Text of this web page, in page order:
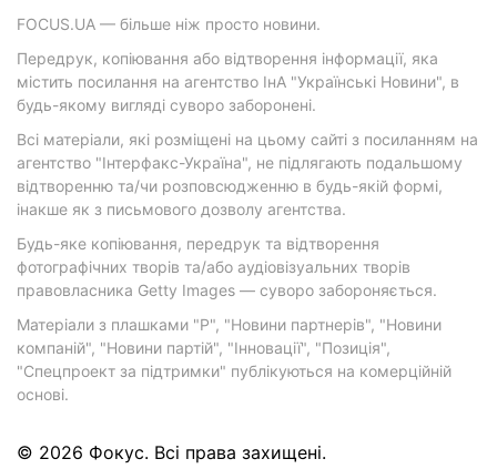
FOCUS.UA — більше ніж просто новини.
Передрук, копіювання або відтворення інформації, яка
містить посилання на агентство ІнА "Українські Новини", в
будь-якому вигляді суворо заборонені.
Всі матеріали, які розміщені на цьому сайті з посиланням на
агентство "Інтерфакс-Україна", не підлягають подальшому
відтворенню та/чи розповсюдженню в будь-якій формі,
інакше як з письмового дозволу агентства.
Будь-яке копіювання, передрук та відтворення
фотографічних творів та/або аудіовізуальних творів
правовласника Getty Images — суворо забороняється.
Матеріали з плашками "Р", "Новини партнерів", "Новини
компаній", "Новини партій", "Інновації", "Позиція",
"Спецпроект за підтримки" публікуються на комерційній
основі.
© 2026 Фокус. Всі права захищені.